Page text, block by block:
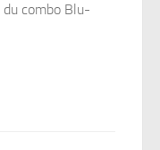
combo Blu-